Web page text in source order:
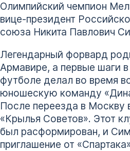
Олимпийский чемпион
вице-президент
союза Никита Павлович
Легендарный форвард
Армавире, а первые шаги
футболе делал во время
юношескую команду
После переезда в Москву
«Крылья Советов». Этот
был расформирован, и
приглашение от